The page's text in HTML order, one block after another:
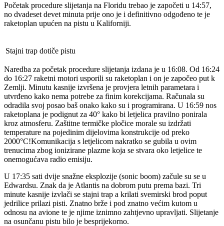
Početak procedure slijetanja na Floridu trebao je započeti u 14:57,
no dvadeset devet minuta prije ono je i definitivno odgođeno te je
raketoplan upućen na pistu u Kaliforniji.
Stajni trap dotiče pistu
Naredba za početak procedure slijetanja izdana je u 16:08. Od 16:24
do 16:27 raketni motori usporili su raketoplan i on je započeo put k
Zemlji. Minutu kasnije izvršena je provjera letnih parametara i
utvrđeno kako nema potrebe za finim korekcijama. Računala su
odradila svoj posao baš onako kako su i programirana. U 16:59 nos
raketoplana je podignut za 40° kako bi letjelica pravilno ponirala
kroz atmosferu. Zaštitne termičke pločice morale su izdržati
temperature na pojedinim dijelovima konstrukcije od preko
2000°C!Komunikacija s letjelicom nakratko se gubila u ovim
trenucima zbog ionizirane plazme koja se stvara oko letjelice te
onemogućava radio emisiju.
U 17:35 sati dvije snažne eksplozije (sonic boom) začule su se u
Edwardsu. Znak da je Atlantis na dobrom putu prema bazi. Tri
minute kasnije izvlači se stajni trap a krilati svemirski brod poput
jedrilice prilazi pisti. Znatno brže i pod znatno većim kutom u
odnosu na avione te je njime iznimno zahtjevno upravljati. Slijetanje
na osunčanu pistu bilo je besprijekorno.